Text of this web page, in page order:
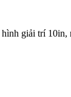
giải trí